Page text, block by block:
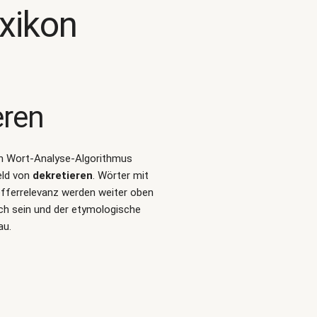
Wort-Analyse-Algorithmus
von dekretieren. Wörter mit
werden weiter oben
sein und der etymologische